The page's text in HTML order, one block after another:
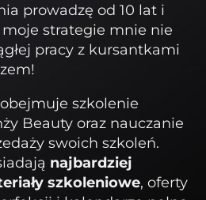
prowadzę od 10 lat i
strategie mnie nie
pracy z kursantkami
szkolenie
Beauty oraz nauczanie
swoich szkoleń.
najbardziej
szkoleniowe, oferty